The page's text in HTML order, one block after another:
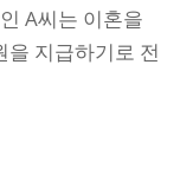
A씨는 이혼을
지급하기로 전